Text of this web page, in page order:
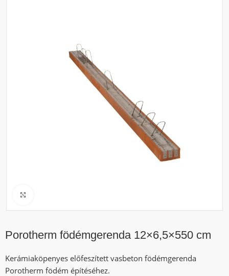
Porotherm födémgerenda 12×6,5×550 cm
Kerámiaköpenyes előfeszített vasbeton födémgerenda
Porotherm födém építéséhez.